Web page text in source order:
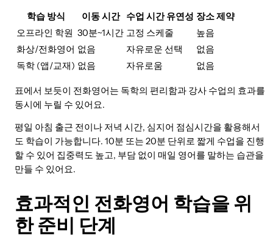
학습 방식 이동 시간 수업 시간 유연성 장소 제약
오프라인 학원 30분~1시간 고정 스케줄
높음
화상/전화영어 없음 자유로운 선택
없음
독학 (앱/교재) 없음 자유로움 없음
표에서 보듯이 전화영어는 독학의 편리함과 강사 수업의 효과를
동시에 누릴 수 있어요.
평일 아침 출근 전이나 저녁 시간, 심지어 점심시간을 활용해서
도 학습이 가능합니다. 10분 또는 20분 단위로 짧게 수업을 진행
할 수 있어 집중력도 높고, 부담 없이 매일 영어를 말하는 습관을
만들 수 있어요.
효과적인 전화영어 학습을 위
한 준비 단계